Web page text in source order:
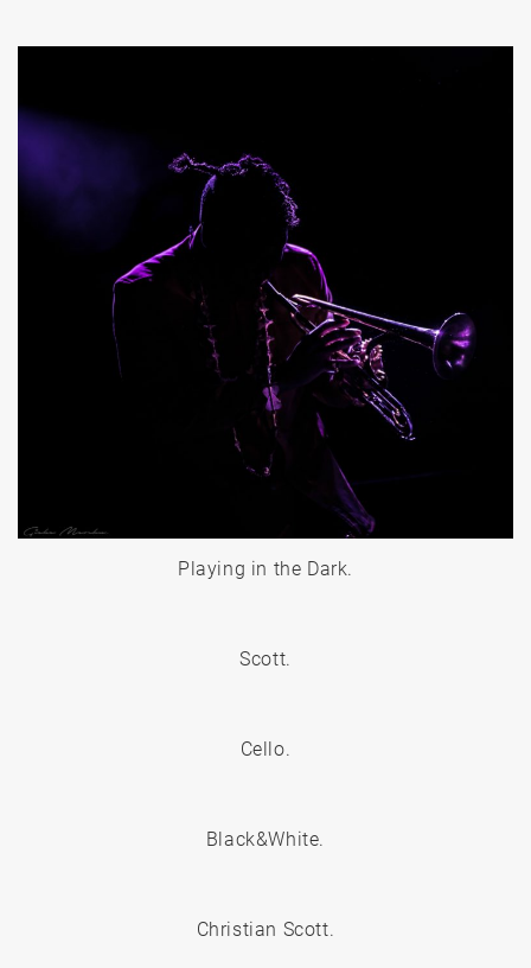
Playing in the Dark.
Scott.
Cello.
Black&White.
Christian Scott.